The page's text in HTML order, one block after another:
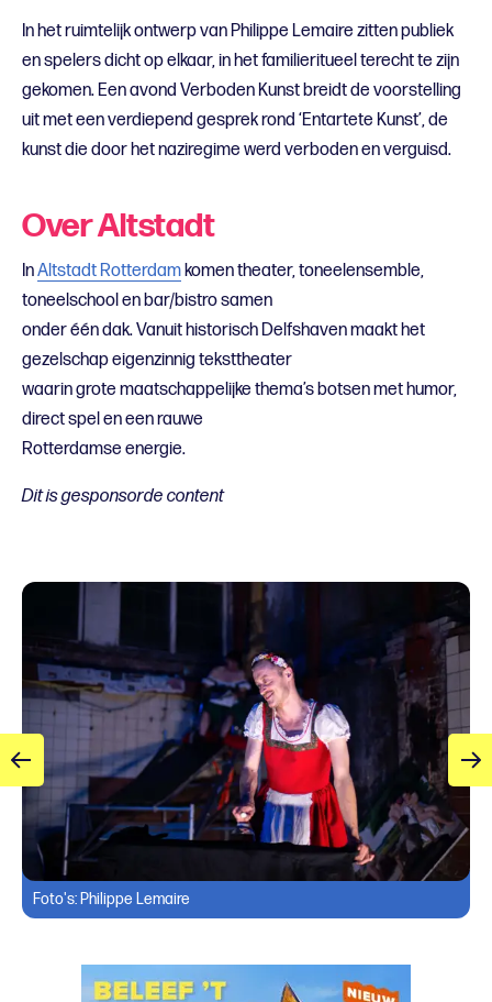
In het ruimtelijk ontwerp van Philippe Lemaire zitten publiek
en spelers dicht op elkaar, in het familieritueel terecht te zijn
gekomen. Een avond Verboden Kunst breidt de voorstelling
uit met een verdiepend gesprek rond ‘Entartete Kunst’, de
kunst die door het naziregime werd verboden en verguisd.
Over Altstadt
InAltstadt Rotterdamkomen theater, toneelensemble,
toneelschool en bar/bistro samen
onder één dak. Vanuit historisch Delfshaven maakt het
gezelschap eigenzinnig teksttheater
waarin grote maatschappelijke thema’s botsen met humor,
direct spel en een rauwe
Rotterdamse energie.
Dit is gesponsorde content
Foto's: Philippe Lemaire